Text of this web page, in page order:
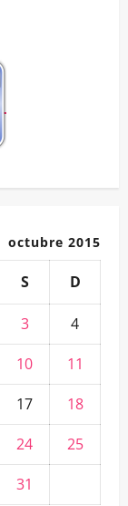
octubre 2015
S D
3
4
10
11
17
18
24
25
31